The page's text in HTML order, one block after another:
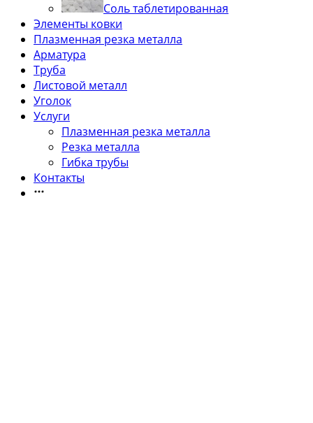
Соль таблетированная
Элементы ковки
Плазменная резка металла
Арматура
Труба
Листовой металл
Уголок
Услуги
Плазменная резка металла
Резка металла
Гибка трубы
Контакты